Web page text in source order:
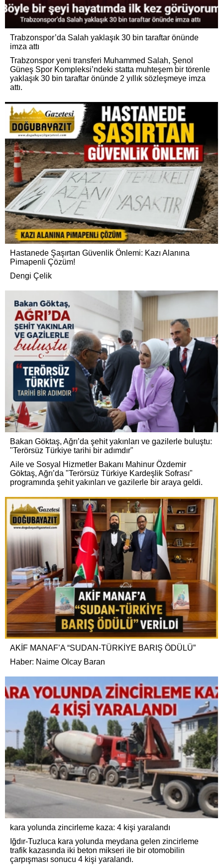
Trabzonspor’da Salah yaklaşık 30 bin taraftar önünde
imza attı
Trabzonspor yeni transferi Muhammed Salah, Şenol
Güneş Spor Kompleksi’ndeki statta muhteşem bir törenle
yaklaşık 30 bin taraftar önünde 2 yıllık sözleşmeye imza
attı.
Hastanede Şaşırtan Güvenlik Önlemi: Kazı Alanına
Pimapenli Çözüm!
Dengi Çelik
Bakan Göktaş, Ağrı’da şehit yakınları ve gazilerle buluştu:
"Terörsüz Türkiye tarihi bir adımdır"
Aile ve Sosyal Hizmetler Bakanı Mahinur Özdemir
Göktaş, Ağrı’da "Terörsüz Türkiye Kardeşlik Sofrası"
programında şehit yakınları ve gazilerle bir araya geldi.
AKİF MANAF’A “SUDAN-TÜRKİYE BARIŞ ÖDÜLÜ”
Haber: Naime Olcay Baran
kara yolunda zincirleme kaza: 4 kişi yaralandı
Iğdır-Tuzluca kara yolunda meydana gelen zincirleme
trafik kazasında iki beton mikseri ile bir otomobilin
çarpışması sonucu 4 kişi yaralandı.